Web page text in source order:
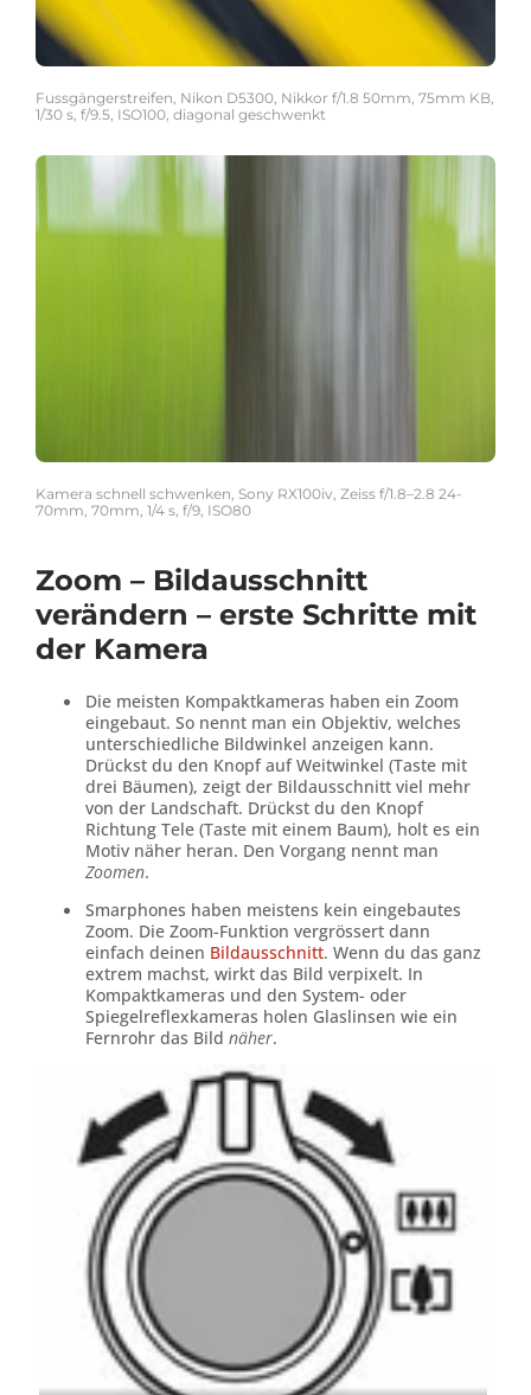
Fussgängerstreifen, Nikon D5300, Nikkor f/1.8 50mm, 75mm KB,
1/30 s, f/9.5, ISO100, diagonal geschwenkt
Kamera schnell schwenken, Sony RX100iv, Zeiss f/1.8–2.8 24-
70mm, 70mm, 1/4 s, f/9, ISO80
Zoom – Bildausschnitt
verändern – erste Schritte mit
der Kamera
Die meisten Kompaktkameras haben ein Zoom
eingebaut. So nennt man ein Objektiv, welches
unterschiedliche Bildwinkel anzeigen kann.
Drückst du den Knopf auf Weitwinkel (Taste mit
drei Bäumen), zeigt der Bildausschnitt viel mehr
von der Landschaft. Drückst du den Knopf
Richtung Tele (Taste mit einem Baum), holt es ein
Motiv näher heran. Den Vorgang nennt man
Zoomen.
Smarphones haben meistens kein eingebautes
Zoom. Die Zoom-Funktion vergrössert dann
einfach deinen Bildausschnitt. Wenn du das ganz
extrem machst, wirkt das Bild verpixelt. In
Kompaktkameras und den System- oder
Spiegelreflexkameras holen Glaslinsen wie ein
Fernrohr das Bild näher.